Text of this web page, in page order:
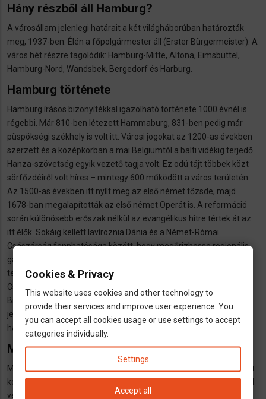
Hány részből áll Hamburg?
A városállam jelenlegi határait a két világháborúban határozták
meg, 1937-ben. Élén a főpolgármester áll (Erster Bürgermeister). A
város hét részre tagolódik: Hamburg-Mitte, Altona, Eimsbüttel,
Hamburg-Nord, Wandsbek, Bergedorf és Harburg.
Hamburg története
Hamburg írásos bizonyítékkal igazolható története 1000 évnél is
régebbi. Már 810-ben létezett Hammaburg, 831-ben pedig már
püspökségi székhely is volt itt. Városi jogokat az 1200-as években
szerzett és a középkorban a mai Belgiumtól a balti vidékig terjedő
Hanza-szövetség egyik vezető tagja volt. Ez odú tájt többek közt
sörfőzdéiről volt híres – mintegy 600 működött a város területén.
Az 1500-as években itt nyílt meg az első német tőzsde, majd
1678-ban megalapították az első német Operát is. A reformáció
során különösebb erőszak nélkül az evangélikus hitre tértek át az
itt élők. Sokáig kellett lavíroznia Dánia és a Német-Római
Császárság fennhatósága között, hogy megőrizhesse regionális
gazdasági hatalmát. A bécsi konferenciát követően 1815-ben
teljes jogú tagja lett a Német Szövetségnek. A Német
Császárságon belül is önálló jogú tartomány maradt. A Harmadik
Birodalom idején területét kibővítették. Jelenlegi lakosságának
jelentős része mostani vagy korábbi bevándorló – a migrációs
hátterű lakosság aránya 39,3% volt 2022 végén.
Magyarok Hamburgban
Magyarország számára is fontos hely Hamburg – van tiszteletbeli
konzul is itt. Jelenlegi információk szerint az Eva-Maria Greve által
vezetett intézmény csak telefonos egyeztetés alapján elérhető.
Cookies & Privacy
This website uses cookies and other technology to
provide their services and improve user experience. You
you can accept all cookies usage or use settings to accept
categories individually.
Settings
Accept all